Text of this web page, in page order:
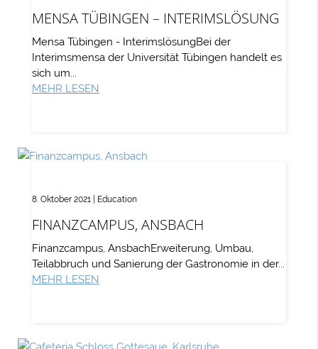
MENSA TÜBINGEN – INTERIMSLÖSUNG
Mensa Tübingen - InterimslösungBei der
Interimsmensa der Universität Tübingen handelt es
sich um...
MEHR LESEN
FINANZCAMPUS, ANSBACH
8. Oktober 2021| Education
Finanzcampus, AnsbachErweiterung, Umbau,
Teilabbruch und Sanierung der Gastronomie in der...
MEHR LESEN